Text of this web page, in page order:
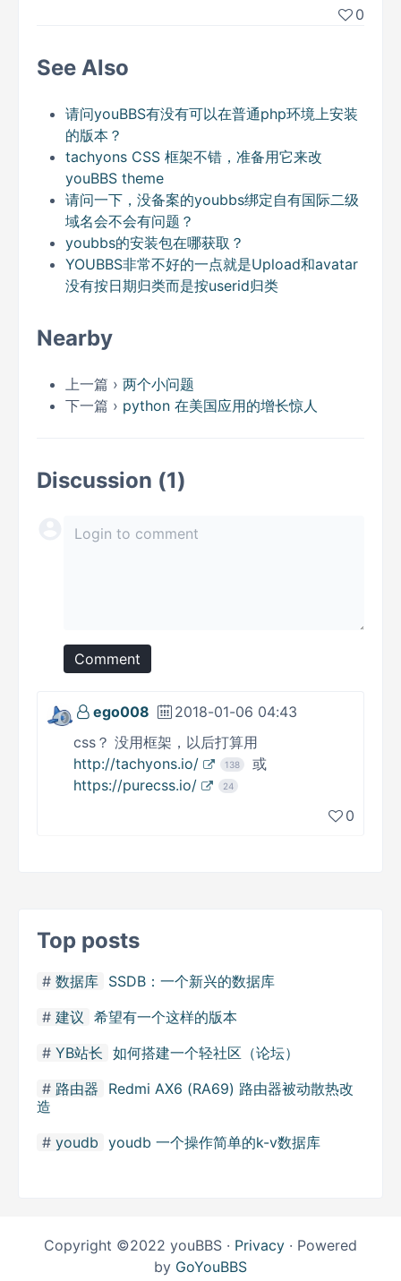
0
See Also
请问youBBS有没有可以在普通php环境上安装
的版本？
tachyons CSS 框架不错，准备用它来改
youBBS theme
请问一下，没备案的youbbs绑定自有国际二级
域名会不会有问题？
youbbs的安装包在哪获取？
YOUBBS非常不好的一点就是Upload和avatar
没有按日期归类而是按userid归类
Nearby
上一篇 › 两个小问题
下一篇 › python 在美国应用的增长惊人
Discussion (1)
Comment
ego008
2018-01-06 04:43
css？ 没用框架，以后打算用
http://tachyons.io/
138
或
https://purecss.io/
24
0
Top posts
数据库 SSDB：一个新兴的数据库
建议 希望有一个这样的版本
YB站长 如何搭建一个轻社区（论坛）
路由器
Redmi AX6 (RA69) 路由器被动散热改
造
youdb youdb 一个操作简单的k-v数据库
Copyright ©2022 youBBS · Privacy · Powered
by GoYouBBS